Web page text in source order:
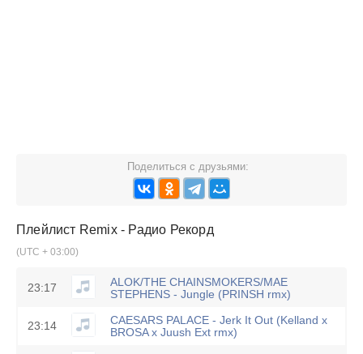
Поделиться с друзьями:
Плейлист Remix - Радио Рекорд
(UTC + 03:00)
23:17
ALOK/THE CHAINSMOKERS/MAE
STEPHENS - Jungle (PRINSH rmx)
23:14
CAESARS PALACE - Jerk It Out (Kelland x
BROSA x Juush Ext rmx)